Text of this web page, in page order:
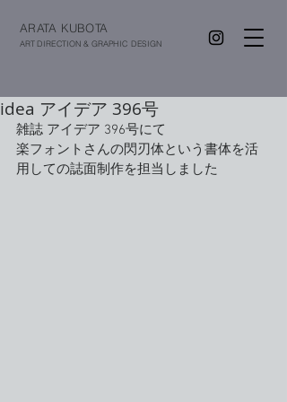
ARATA KUBOTA
ART DIRECTION & GRAPHIC DESIGN
idea アイデア 396号
雑誌 アイデア 396号にて
楽フォントさんの閃刃体という書体を活
用しての誌面制作を担当しました